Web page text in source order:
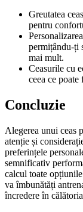
Greutatea
pentru
permițându-ți
mai mult.
Ceasurile cu
ceea ce
Concluzie
Alegerea unui ceas
atenție și
preferințele
semnificativ
calcul toate
va îmbunătăți
încredere în